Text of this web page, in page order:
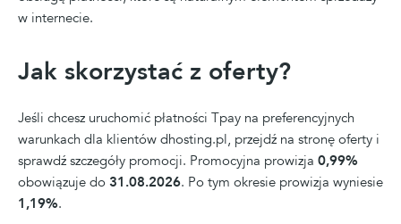
w internecie.
Jak skorzystać z oferty?
Jeśli chcesz uruchomić płatności Tpay na preferencyjnych
warunkach dla klientów dhosting.pl, przejdź na stronę oferty i
sprawdź szczegóły promocji. Promocyjna prowizja 0,99%
obowiązuje do 31.08.2026. Po tym okresie prowizja wyniesie
1,19%.